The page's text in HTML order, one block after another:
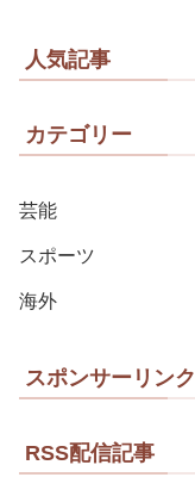
人気記事
カテゴリー
芸能
スポーツ
海外
スポンサーリンク
RSS配信記事